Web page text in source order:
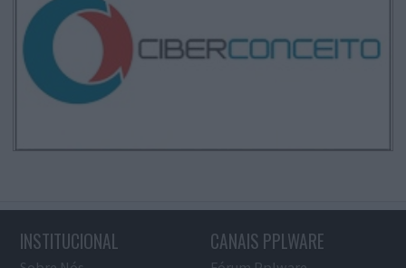
INSTITUCIONAL CANAIS PPLWARE